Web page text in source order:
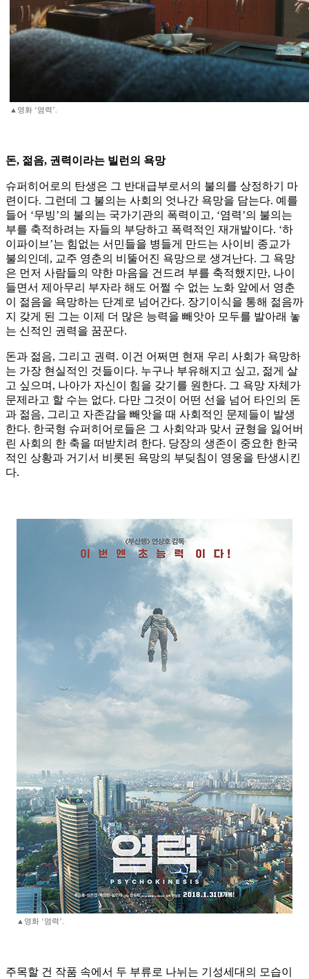
▲영화 ‘염력’.
돈, 젊음, 권력이라는 빌런의 욕망
슈퍼히어로의 탄생은 그 반대급부로서의 불의를 상정하기 마
련이다. 그런데 그 불의는 사회의 엇나간 욕망을 담는다. 예를
들어 ‘무빙’의 불의는 국가기관의 폭력이고, ‘염력’의 불의는
부를 축적하려는 자들의 부당하고 폭력적인 재개발이다. ‘하
이파이브’는 힘없는 서민들을 병들게 만드는 사이비 종교가
불의인데, 교주 영춘의 비뚤어진 욕망으로 생겨난다. 그 욕망
은 먼저 사람들의 약한 마음을 건드려 부를 축적했지만, 나이
들면서 제아무리 부자라 해도 어쩔 수 없는 노화 앞에서 영춘
이 젊음을 욕망하는 단계로 넘어간다. 장기이식을 통해 젊음까
지 갖게 된 그는 이제 더 많은 능력을 빼앗아 모두를 발아래 놓
는 신적인 권력을 꿈꾼다.
돈과 젊음, 그리고 권력. 이건 어쩌면 현재 우리 사회가 욕망하
는 가장 현실적인 것들이다. 누구나 부유해지고 싶고, 젊게 살
고 싶으며, 나아가 자신이 힘을 갖기를 원한다. 그 욕망 자체가
문제라고 할 수는 없다. 다만 그것이 어떤 선을 넘어 타인의 돈
과 젊음, 그리고 자존감을 빼앗을 때 사회적인 문제들이 발생
한다. 한국형 슈퍼히어로들은 그 사회악과 맞서 균형을 잃어버
린 사회의 한 축을 떠받치려 한다. 당장의 생존이 중요한 한국
적인 상황과 거기서 비롯된 욕망의 부딪침이 영웅을 탄생시킨
다.
▲영화 ‘염력’.
주목할 건 작품 속에서 두 부류로 나뉘는 기성세대의 모습이